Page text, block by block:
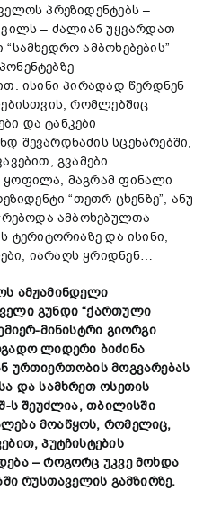
პრეზიდენტებს –
– ძალიან უყვარდათ
ამბოხებების”
ისინი პირადად წერდნენ
რომლებშიც
და ტანკები
შევარდნაძის სცენარებში,
გვამები
მაგრამ ფინალი
“თეთრ ცხენზე”, ანუ
ამბოხებულთა
ტერიტორიაზე და ისინი,
იარაღს ყრიდნენ…
ამჟამინდელი
გუნდი “ქართული
მინისტრი გიორგი
ლიდერი ბიძინა
ურთიერთობის მოგვარებას
და სამხრეთ ოსეთის
ს შეუძლია, თბილისში
მოაწყოს, რომელიც,
პუტჩისტების
– როგორც უკვე მოხდა
რუსთაველის გამზირზე.